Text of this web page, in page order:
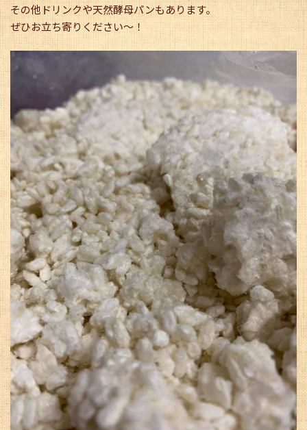
その他ドリンクや天然酵母パンもあります。
ぜひお立ち寄りください〜！